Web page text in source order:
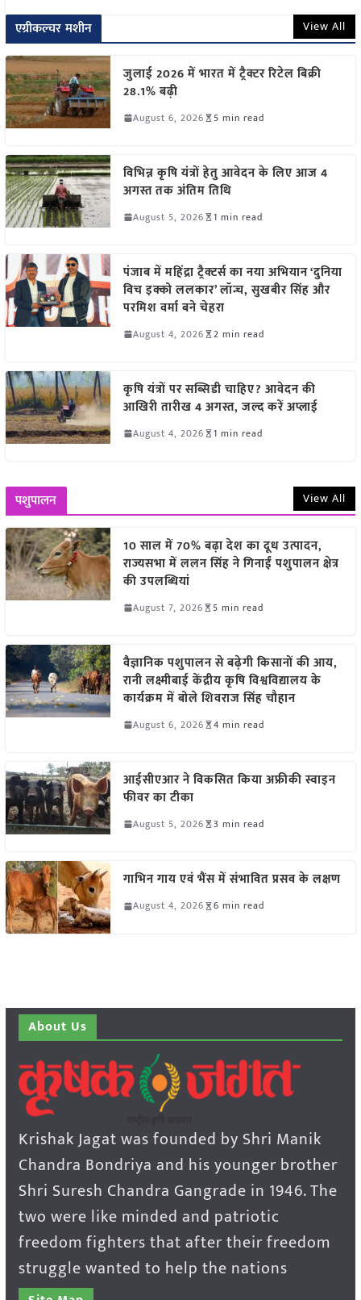
एग्रीकल्चर मशीन View All
जुलाई 2026 में भारत में ट्रैक्टर रिटेल बिक्री
28.1% बढ़ी
August 6, 2026 5 min read
विभिन्न कृषि यंत्रों हेतु आवेदन के लिए आज 4
अगस्त तक अंतिम तिथि
August 5, 2026 1 min read
पंजाब में महिंद्रा ट्रैक्टर्स का नया अभियान ‘दुनिया
विच इक्को ललकार’ लॉन्च, सुखबीर सिंह और
परमिश वर्मा बने चेहरा
August 4, 2026 2 min read
कृषि यंत्रों पर सब्सिडी चाहिए? आवेदन की
आखिरी तारीख 4 अगस्त, जल्द करें अप्लाई
August 4, 2026 1 min read
पशुपालन View All
10 साल में 70% बढ़ा देश का दूध उत्पादन,
राज्यसभा में ललन सिंह ने गिनाईं पशुपालन क्षेत्र
की उपलब्धियां
August 7, 2026 5 min read
वैज्ञानिक पशुपालन से बढ़ेगी किसानों की आय,
रानी लक्ष्मीबाई केंद्रीय कृषि विश्वविद्यालय के
कार्यक्रम में बोले शिवराज सिंह चौहान
August 6, 2026 4 min read
आईसीएआर ने विकसित किया अफ्रीकी स्वाइन
फीवर का टीका
August 5, 2026 3 min read
गाभिन गाय एवं भैंस में संभावित प्रसव के लक्षण
August 4, 2026 6 min read
About Us
Krishak Jagat was founded by Shri Manik
Chandra Bondriya and his younger brother
Shri Suresh Chandra Gangrade in 1946. The
two were like minded and patriotic
freedom fighters that after their freedom
struggle wanted to help the nations